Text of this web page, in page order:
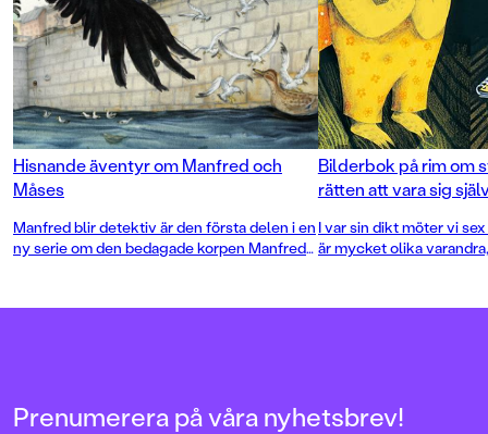
Hisnande äventyr om Manfred och
Måses
Manfred blir detektiv är den första delen i en
ny serie om den bedagade korpen Manfred
Stockholmsmiljö, med underbar humor och
Bilderbok på rim om
rätten att vara sig
I var sin dikt möter vi
är mycket olika
drömmar och alla vill
Prenumerera på våra nyhetsbrev!